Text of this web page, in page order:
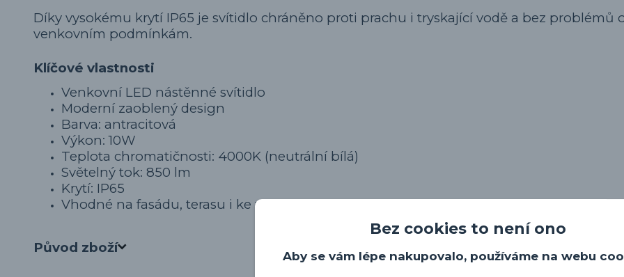
Díky vysokému krytí IP65 je svítidlo chráněno proti prachu i tryskající vodě a bez problémů
venkovním podmínkám.
Klíčové vlastnosti
Venkovní LED nástěnné svítidlo
Moderní zaoblený design
Barva: antracitová
Výkon: 10W
Teplota chromatičnosti: 4000K (neutrální bílá)
Světelný tok: 850 lm
Krytí: IP65
Vhodné na fasádu, terasu i ke vstupu
Původ zboží
Bez cookies to není ono
Aby se vám lépe nakupovalo, používáme na webu